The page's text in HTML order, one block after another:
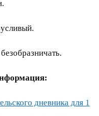
дневника для 1